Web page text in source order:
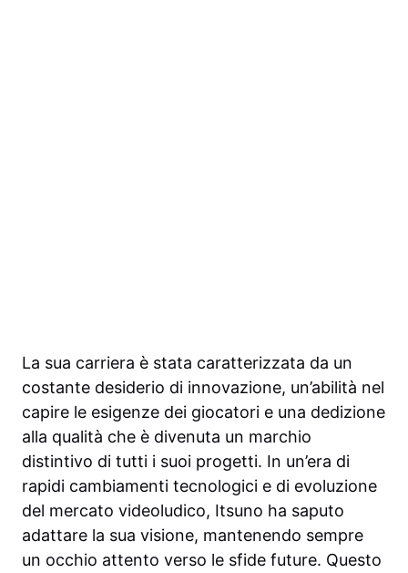
La sua carriera è stata caratterizzata da un
costante desiderio di innovazione, un’abilità nel
capire le esigenze dei giocatori e una dedizione
alla qualità che è divenuta un marchio
distintivo di tutti i suoi progetti. In un’era di
rapidi cambiamenti tecnologici e di evoluzione
del mercato videoludico, Itsuno ha saputo
adattare la sua visione, mantenendo sempre
un occhio attento verso le sfide future. Questo